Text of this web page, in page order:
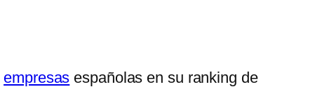
empresas españolas en su ranking de